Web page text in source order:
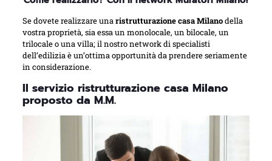
Se dovete realizzare unaristrutturazione casa Milanodella
vostra proprietà, sia essa un monolocale, un bilocale, un
trilocale o una villa; il nostro network di specialisti
dell’edilizia è un’ottima opportunità da prendere seriamente
in considerazione.
Il servizio ristrutturazione casa Milano
proposto da M.M.